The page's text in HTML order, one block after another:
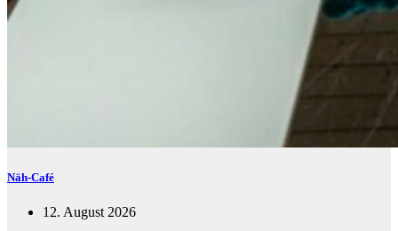
Näh-Café
12. August 2026